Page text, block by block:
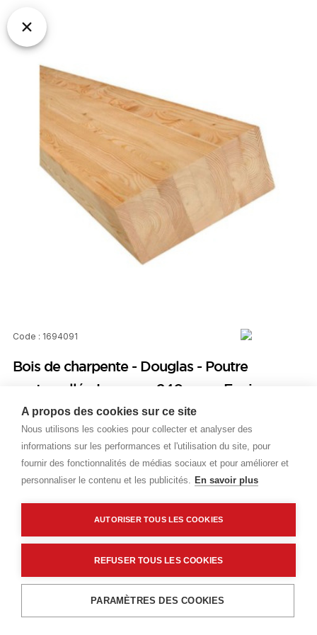
A propos des cookies sur ce site
Nous utilisons les cookies pour collecter et analyser des
informations sur les performances et l'utilisation du site, pour
fournir des fonctionnalités de médias sociaux et pour améliorer et
personnaliser le contenu et les publicités. En savoir plus
AUTORISER TOUS LES COOKIES
REFUSER TOUS LES COOKIES
PARAMÈTRES DES COOKIES
Code : 1694091
Bois de charpente - Douglas - Poutre
contrecollé - Largeur : 240 mm - Epaisseur :
120 mm - Longueur : 13000 mm - Visible
Prix public
Plus 2,76 € d'éco-part. DEEE
76,88 €TTC/ML
Livraisons & enlèvement
Livraison standard Sur commande
Ajouter au panier